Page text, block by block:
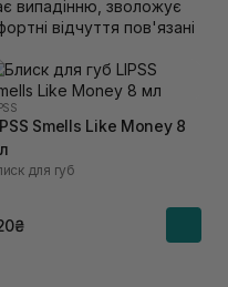
випадінню, зволожує
відчуття пов'язані
Smells Like Money 8
для губ